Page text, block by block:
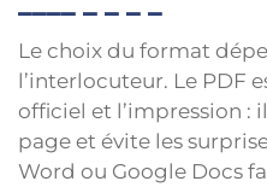
Le choix du format
l’interlocuteur. Le PDF
officiel et l’impression :
page et évite les
Word ou Google Docs